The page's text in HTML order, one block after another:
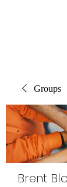
Groups
Brent